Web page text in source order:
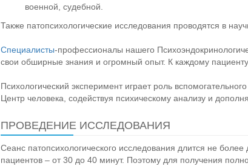
военной, судебной.
Также патопсихологические исследования проводятся в
Специалисты-профессионалы нашего
свои обширные знания и огромный опыт. К каждому
Психологический эксперимент играет роль
Центр человека, содействуя психическому анализу и
ПРОВЕДЕНИЕ ИССЛЕДОВАНИЯ
Сеанс патопсихологического исследования длится не
пациентов – от 30 до 40 минут. Поэтому для получения